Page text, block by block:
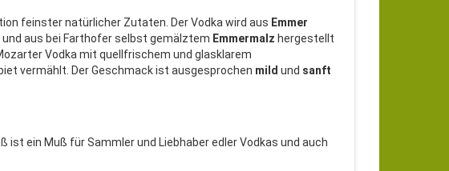
feinster natürlicher Zutaten. Der Vodka wird aus Emmer
aus bei Farthofer selbst gemälztem Emmermalz hergestellt
Vodka mit quellfrischem und glasklarem
vermählt. Der Geschmack ist ausgesprochen mild und sanft
ein Muß für Sammler und Liebhaber edler Vodkas und auch